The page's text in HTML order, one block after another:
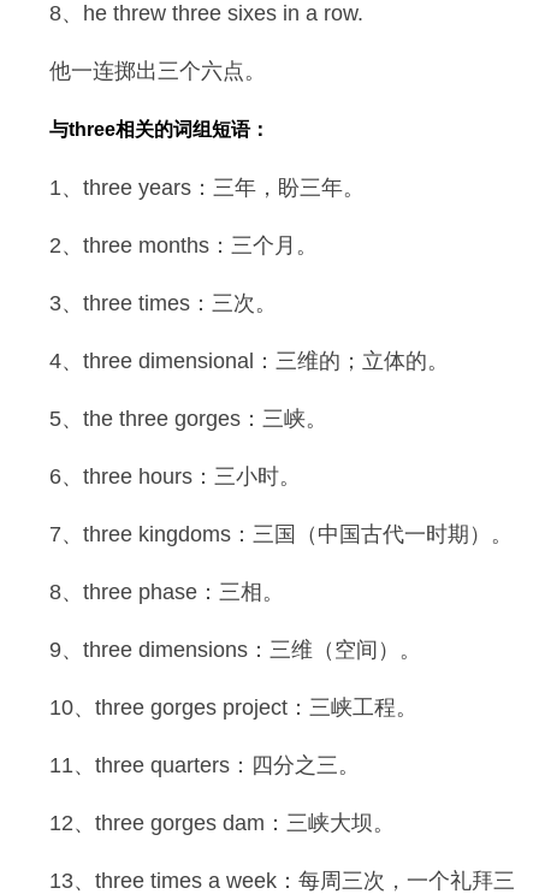
8、he threw three sixes in a row.
他一连掷出三个六点。
与three相关的词组短语：
1、three years：三年，盼三年。
2、three months：三个月。
3、three times：三次。
4、three dimensional：三维的；立体的。
5、the three gorges：三峡。
6、three hours：三小时。
7、three kingdoms：三国（中国古代一时期）。
8、three phase：三相。
9、three dimensions：三维（空间）。
10、three gorges project：三峡工程。
11、three quarters：四分之三。
12、three gorges dam：三峡大坝。
13、three times a week：每周三次，一个礼拜三